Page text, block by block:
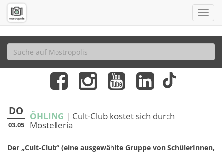
DO
03.05
ÖHLING | Cult-Club kostet sich durch
Mostelleria
Der „Cult-Club“ (eine ausgewählte Gruppe von SchülerInnen,